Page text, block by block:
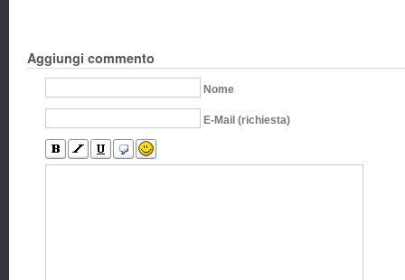
Aggiungi commento
Nome
E-Mail (richiesta)